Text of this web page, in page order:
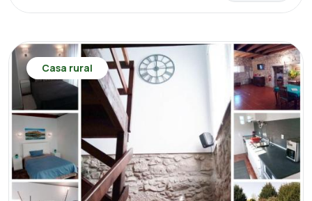
Casa rural